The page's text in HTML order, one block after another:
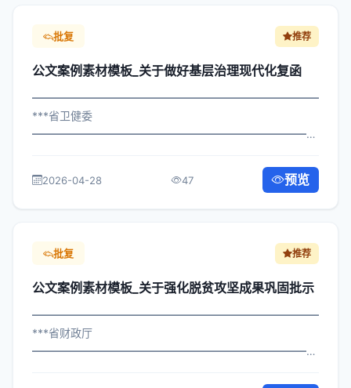
批复 推荐
公文案例素材模板_关于做好基层治理现代化复函
***省卫健委
机构： 为深入贯彻落实习近平总书记关...
2026-04-28 47 预览
批复 推荐
公文案例素材模板_关于强化脱贫攻坚成果巩固批示
***省财政厅